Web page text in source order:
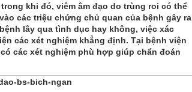
khi đó, viêm âm đạo do trùng roi có thể
các triệu chứng chủ quan của bệnh gây ra
lây qua tình dục hay không, việc xác
các xét nghiệm khẳng định. Tại bệnh viện
các xét nghiệm phù hợp giúp chẩn đoán